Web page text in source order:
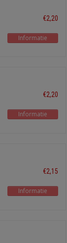
€2,20
Informatie
€2,20
Informatie
€2,15
Informatie